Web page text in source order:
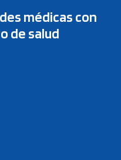
médicas con
de salud